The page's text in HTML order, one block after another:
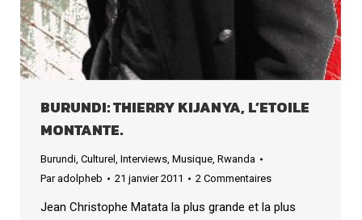
BURUNDI: THIERRY KIJANYA, L’ETOILE
MONTANTE.
Burundi Culturel Interviews Musique Rwanda
Paradolpheb 21 janvier 2011 2 Commentaires
Jean Christophe Matata la plus grande et la plus